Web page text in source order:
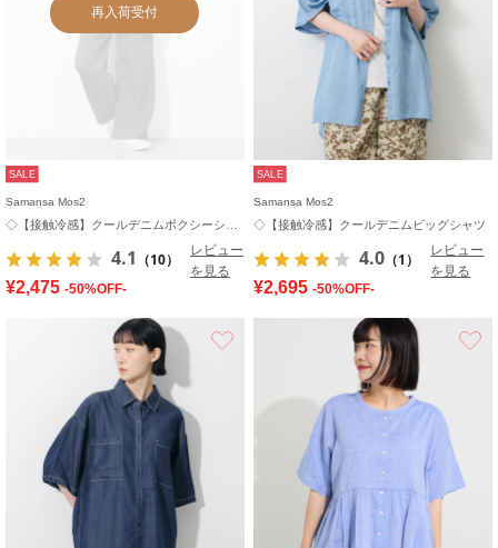
再入荷受付
SALE
Samansa Mos2
4.1 （10）
レビュー
を見る
¥2,475 -50%OFF-
SALE
Samansa Mos2
◇【接触冷感】クールデニムビッグシャツ
4.0 （1）
レビュー
を見る
¥2,695 -50%OFF-